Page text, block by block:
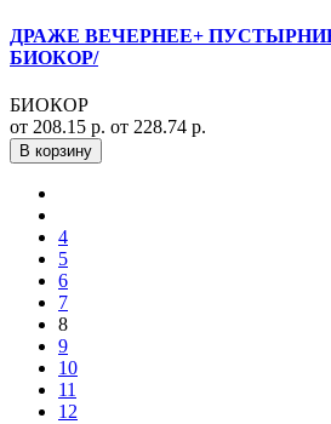
ДРАЖЕ ВЕЧЕРНЕЕ+ ПУСТЫРНИК
БИОКОР/
БИОКОР
от 208.15 р. от 228.74 р.
В корзину
4
5
6
7
8
9
10
11
12